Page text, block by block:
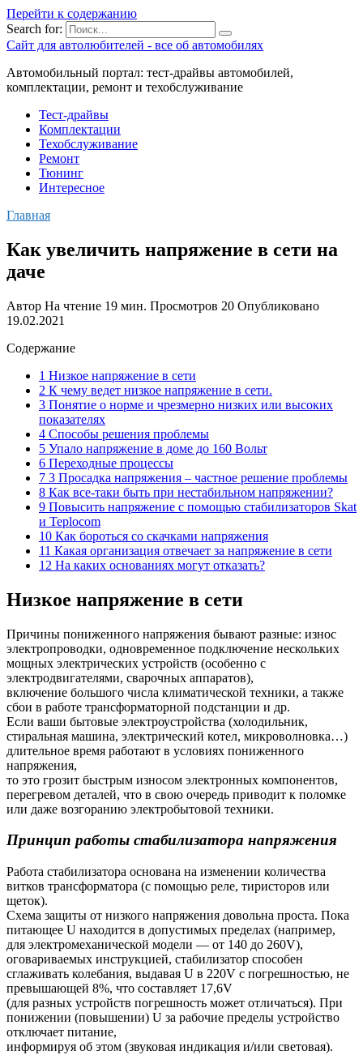
Перейти к содержанию
Search for:
Сайт для автолюбителей - все об автомобилях
Автомобильный портал: тест-драйвы автомобилей,
комплектации, ремонт и техобслуживание
Тест-драйвы
Комплектации
Техобслуживание
Ремонт
Тюнинг
Интересное
Главная
Как увеличить напряжение в сети на
даче
Автор На чтение 19 мин. Просмотров 20 Опубликовано
19.02.2021
Содержание
1 Низкое напряжение в сети
2 К чему ведет низкое напряжение в сети.
3 Понятие о норме и чрезмерно низких или высоких
показателях
4 Способы решения проблемы
5 Упало напряжение в доме до 160 Вольт
6 Переходные процессы
7 3 Просадка напряжения – частное решение проблемы
8 Как все-таки быть при нестабильном напряжении?
9 Повысить напряжение с помощью стабилизаторов Skat
и Teplocom
10 Как бороться со скачками напряжения
11 Какая организация отвечает за напряжение в сети
12 На каких основаниях могут отказать?
Низкое напряжение в сети
Причины пониженного напряжения бывают разные: износ
электропроводки, одновременное подключение нескольких
мощных электрических устройств (особенно с
электродвигателями, сварочных аппаратов),
включение большого числа климатической техники, а также
сбои в работе трансформаторной подстанции и др.
Если ваши бытовые электроустройства (холодильник,
стиральная машина, электрический котел, микроволновка…)
длительное время работают в условиях пониженного
напряжения,
то это грозит быстрым износом электронных компонентов,
перегревом деталей, что в свою очередь приводит к поломке
или даже возгоранию электробытовой техники.
Принцип работы стабилизатора напряжения
Работа стабилизатора основана на изменении количества
витков трансформатора (с помощью реле, тиристоров или
щеток).
Схема защиты от низкого напряжения довольна проста. Пока
питающее U находится в допустимых пределах (например,
для электромеханической модели — от 140 до 260V),
оговариваемых инструкцией, стабилизатор способен
сглаживать колебания, выдавая U в 220V с погрешностью, не
превышающей 8%, что составляет 17,6V
(для разных устройств погрешность может отличаться). При
понижении (повышении) U за рабочие пределы устройство
отключает питание,
информируя об этом (звуковая индикация и/или световая).